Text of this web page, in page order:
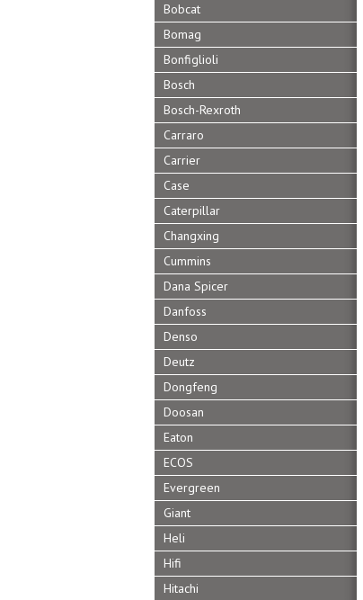
Bobcat
Bomag
Bonfiglioli
Bosch
Bosch-Rexroth
Carraro
Carrier
Case
Caterpillar
Changxing
Cummins
Dana Spicer
Danfoss
Denso
Deutz
Dongfeng
Doosan
Eaton
ECOS
Evergreen
Giant
Heli
Hifi
Hitachi